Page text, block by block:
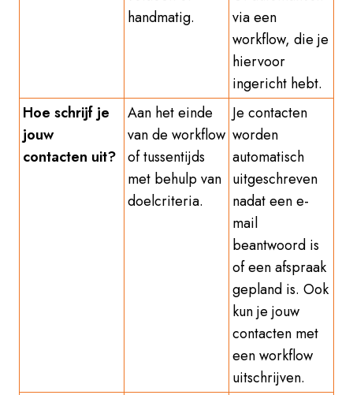
handmatig.
via een
workflow, die je
hiervoor
ingericht hebt.
Hoe schrijf je
jouw
contacten uit?
Aan het einde
van de workflow
of tussentijds
met behulp van
doelcriteria.
Je contacten
worden
automatisch
uitgeschreven
nadat een e-
mail
beantwoord is
of een afspraak
gepland is. Ook
kun je jouw
contacten met
een workflow
uitschrijven.